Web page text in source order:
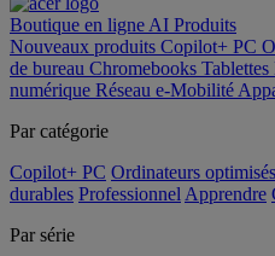
Boutique en ligne AI Produits
Nouveaux produits Copilot+ PC
de bureau Chromebooks Tablettes
numérique Réseau e-Mobilité
Par catégorie
Copilot+ PC Ordinateurs
durables Professionnel Apprendre
Par série